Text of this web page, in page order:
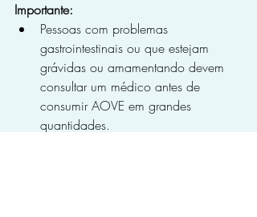
Importante:
Pessoas com problemas
gastrointestinais ou que estejam
grávidas ou amamentando devem
consultar um médico antes de
consumir AOVE em grandes
quantidades.